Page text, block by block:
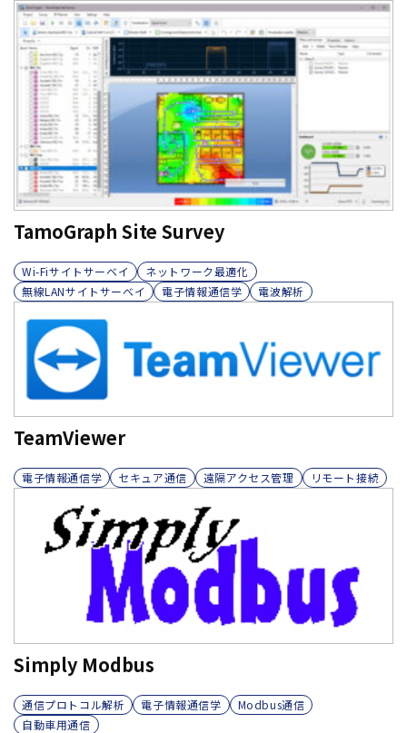
TamoGraph Site Survey
Wi-Fiサイトサーベイ
ネットワーク最適化
無線LANサイトサーベイ
電子情報通信学 電波解析
TeamViewer
電子情報通信学 セキュア通信 遠隔アクセス管理 リモート接続
Simply Modbus
通信プロトコル解析 電子情報通信学
Modbus通信
自動車用通信